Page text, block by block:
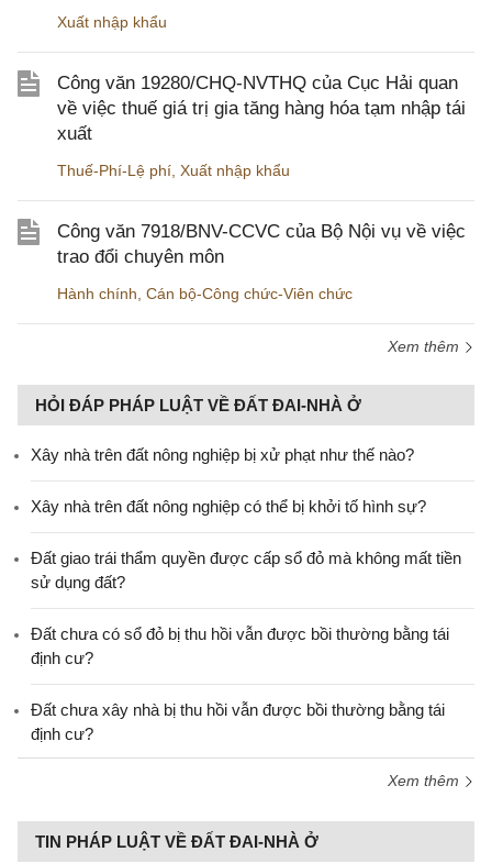
Xuất nhập khẩu
Công văn 19280/CHQ-NVTHQ của Cục Hải quan
về việc thuế giá trị gia tăng hàng hóa tạm nhập tái
xuất
Thuế-Phí-Lệ phí Xuất nhập khẩu
Công văn 7918/BNV-CCVC của Bộ Nội vụ về việc
trao đổi chuyên môn
Hành chính Cán bộ-Công chức-Viên chức
Xem thêm
HỎI ĐÁP PHÁP LUẬT VỀ ĐẤT ĐAI-NHÀ Ở
Xây nhà trên đất nông nghiệp bị xử phạt như thế nào?
Xây nhà trên đất nông nghiệp có thể bị khởi tố hình sự?
Đất giao trái thẩm quyền được cấp sổ đỏ mà không mất tiền
sử dụng đất?
Đất chưa có sổ đỏ bị thu hồi vẫn được bồi thường bằng tái
định cư?
Đất chưa xây nhà bị thu hồi vẫn được bồi thường bằng tái
định cư?
Xem thêm
TIN PHÁP LUẬT VỀ ĐẤT ĐAI-NHÀ Ở